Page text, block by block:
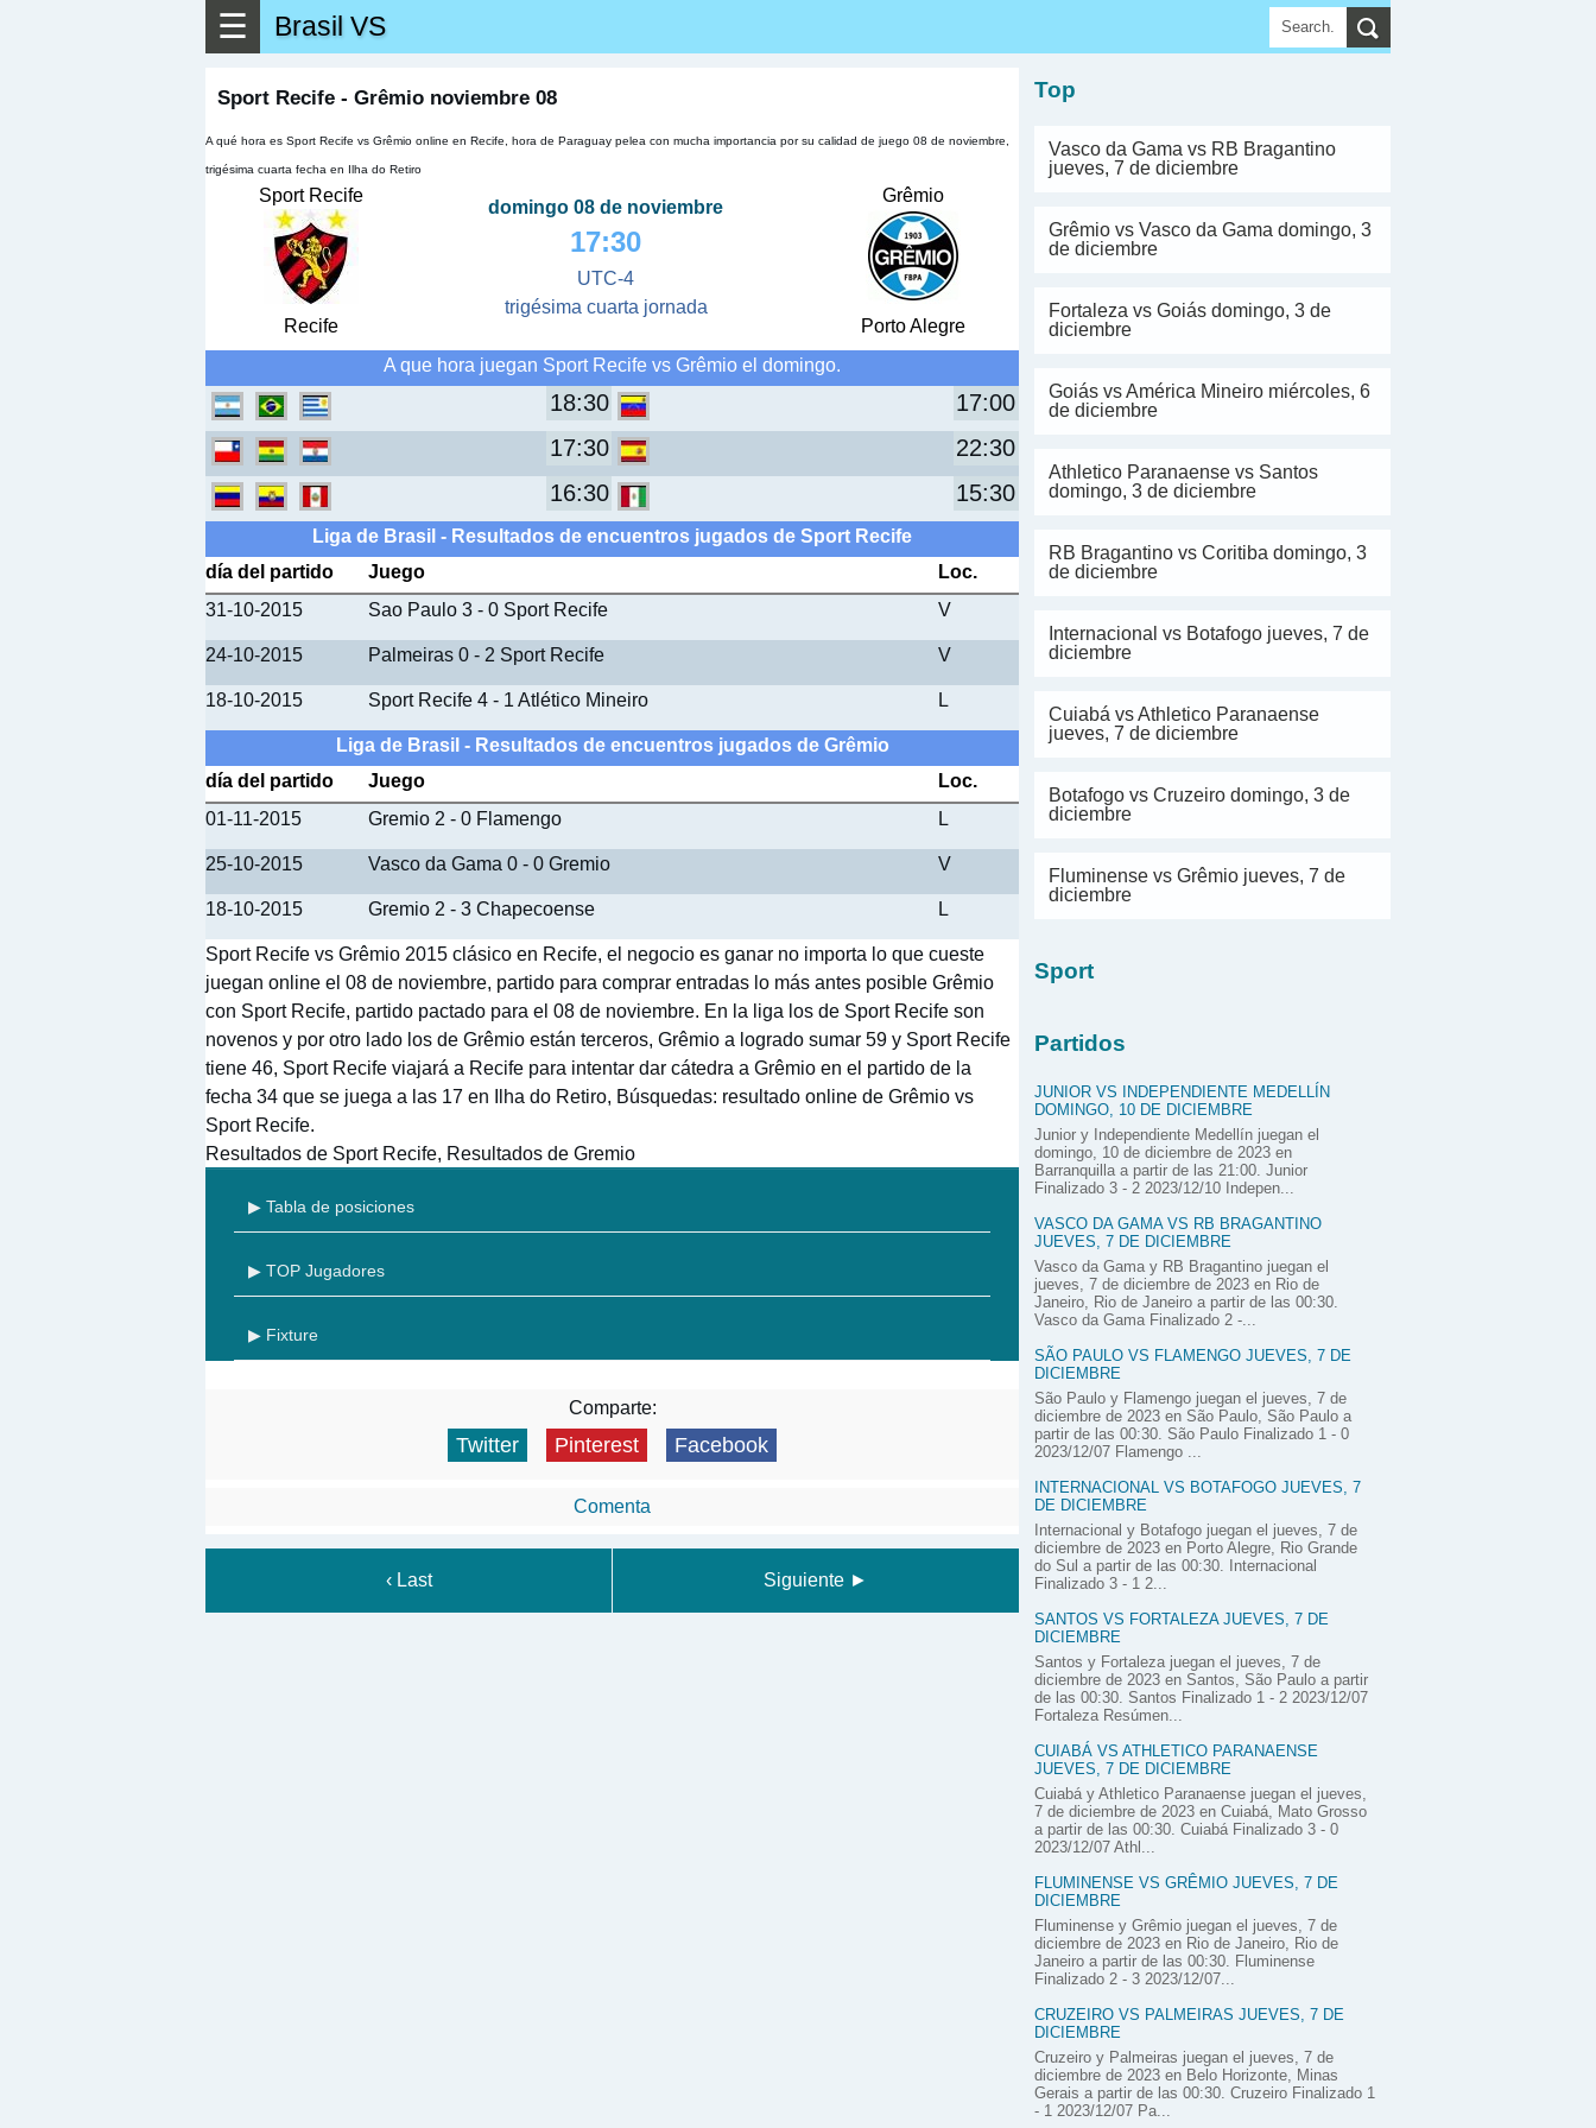
☰ Brasil VS
Sport Recife - Grêmio noviembre 08
A qué hora es Sport Recife vs Grêmio online en Recife, hora de Paraguay pelea con mucha importancia por su calidad de juego 08 de noviembre,
trigésima cuarta fecha en Ilha do Retiro
Sport Recife
Recife
domingo 08 de noviembre
17:30
UTC-4
trigésima cuarta jornada
Grêmio
Porto Alegre
A que hora juegan Sport Recife vs Grêmio el domingo.
18:30
17:00
17:30
22:30
16:30
15:30
Liga de Brasil - Resultados de encuentros jugados de Sport Recife
día del partido
Juego
Loc.
31-10-2015
Sao Paulo 3 - 0 Sport Recife V
24-10-2015 Palmeiras 0 - 2 Sport Recife V
18-10-2015 Sport Recife 4 - 1 Atlético Mineiro L
Liga de Brasil - Resultados de encuentros jugados de Grêmio
día del partido
Juego
Loc.
01-11-2015
Gremio 2 - 0 Flamengo L
25-10-2015 Vasco da Gama 0 - 0 Gremio V
18-10-2015 Gremio 2 - 3 Chapecoense L
Sport Recife vs Grêmio 2015 clásico en Recife, el negocio es ganar no importa lo que cueste
juegan online el 08 de noviembre, partido para comprar entradas lo más antes posible Grêmio
con Sport Recife, partido pactado para el 08 de noviembre. En la liga los de Sport Recife son
novenos y por otro lado los de Grêmio están terceros, Grêmio a logrado sumar 59 y Sport Recife
tiene 46, Sport Recife viajará a Recife para intentar dar cátedra a Grêmio en el partido de la
fecha 34 que se juega a las 17 en Ilha do Retiro, Búsquedas: resultado online de Grêmio vs
Sport Recife.
Resultados de Sport Recife, Resultados de Gremio
▶ Tabla de posiciones
▶ TOP Jugadores
▶ Fixture
Comparte:
Twitter Pinterest Facebook
Comenta
‹ Last Siguiente ►
Top
Vasco da Gama vs RB Bragantino
jueves, 7 de diciembre
Grêmio vs Vasco da Gama domingo, 3
de diciembre
Fortaleza vs Goiás domingo, 3 de
diciembre
Goiás vs América Mineiro miércoles, 6
de diciembre
Athletico Paranaense vs Santos
domingo, 3 de diciembre
RB Bragantino vs Coritiba domingo, 3
de diciembre
Internacional vs Botafogo jueves, 7 de
diciembre
Cuiabá vs Athletico Paranaense
jueves, 7 de diciembre
Botafogo vs Cruzeiro domingo, 3 de
diciembre
Fluminense vs Grêmio jueves, 7 de
diciembre
Sport
Partidos
JUNIOR VS INDEPENDIENTE MEDELLÍN
DOMINGO, 10 DE DICIEMBRE
Junior y Independiente Medellín juegan el
domingo, 10 de diciembre de 2023 en
Barranquilla a partir de las 21:00. Junior
Finalizado 3 - 2 2023/12/10 Indepen...
VASCO DA GAMA VS RB BRAGANTINO
JUEVES, 7 DE DICIEMBRE
Vasco da Gama y RB Bragantino juegan el
jueves, 7 de diciembre de 2023 en Rio de
Janeiro, Rio de Janeiro a partir de las 00:30.
Vasco da Gama Finalizado 2 -...
SÃO PAULO VS FLAMENGO JUEVES, 7 DE
DICIEMBRE
São Paulo y Flamengo juegan el jueves, 7 de
diciembre de 2023 en São Paulo, São Paulo a
partir de las 00:30. São Paulo Finalizado 1 - 0
2023/12/07 Flamengo ...
INTERNACIONAL VS BOTAFOGO JUEVES, 7
DE DICIEMBRE
Internacional y Botafogo juegan el jueves, 7 de
diciembre de 2023 en Porto Alegre, Rio Grande
do Sul a partir de las 00:30. Internacional
Finalizado 3 - 1 2...
SANTOS VS FORTALEZA JUEVES, 7 DE
DICIEMBRE
Santos y Fortaleza juegan el jueves, 7 de
diciembre de 2023 en Santos, São Paulo a partir
de las 00:30. Santos Finalizado 1 - 2 2023/12/07
Fortaleza Resúmen...
CUIABÁ VS ATHLETICO PARANAENSE
JUEVES, 7 DE DICIEMBRE
Cuiabá y Athletico Paranaense juegan el jueves,
7 de diciembre de 2023 en Cuiabá, Mato Grosso
a partir de las 00:30. Cuiabá Finalizado 3 - 0
2023/12/07 Athl...
FLUMINENSE VS GRÊMIO JUEVES, 7 DE
DICIEMBRE
Fluminense y Grêmio juegan el jueves, 7 de
diciembre de 2023 en Rio de Janeiro, Rio de
Janeiro a partir de las 00:30. Fluminense
Finalizado 2 - 3 2023/12/07...
CRUZEIRO VS PALMEIRAS JUEVES, 7 DE
DICIEMBRE
Cruzeiro y Palmeiras juegan el jueves, 7 de
diciembre de 2023 en Belo Horizonte, Minas
Gerais a partir de las 00:30. Cruzeiro Finalizado 1
- 1 2023/12/07 Pa...
▶ Ver más ▼